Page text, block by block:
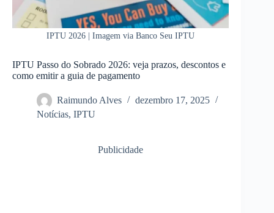
IPTU 2026 | Imagem via Banco Seu IPTU
IPTU Passo do Sobrado 2026: veja prazos, descontos e
como emitir a guia de pagamento
Raimundo Alves
dezembro 17, 2025
Notícias, IPTU
Publicidade